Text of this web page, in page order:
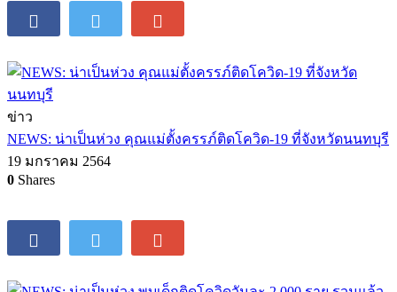
ข่าว
NEWS: น่าเป็นห่วง คุณแม่ตั้งครรภ์ติดโควิด-19 ที่จังหวัดนนทบุรี
19 มกราคม 2564
0 Shares